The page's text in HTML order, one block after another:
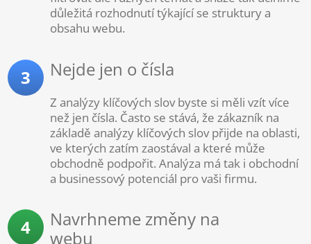
důležitá rozhodnutí týkající se struktury a
obsahu webu.
3 Nejde jen o čísla
Z analýzy klíčových slov byste si měli vzít více
než jen čísla. Často se stává, že zákazník na
základě analýzy klíčových slov přijde na oblasti,
ve kterých zatím zaostával a které může
obchodně podpořit. Analýza má tak i obchodní
a businessový potenciál pro vaši firmu.
4
Navrhneme změny na
webu